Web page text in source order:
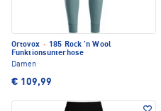
Ortovox · 185 Rock 'n Wool
Funktionsunterhose
Damen
€ 109,99